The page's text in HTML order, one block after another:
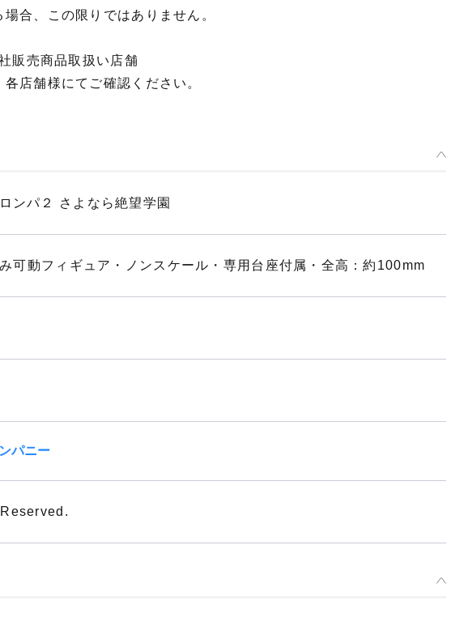
合、この限りではありません。
販売商品取扱い店舗
店舗様にてご確認ください。
ンパ２ さよなら絶望学園
可動フィギュア・ノンスケール・専用台座付属・全高：約100mm
パニー